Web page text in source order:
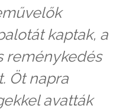
kaptak, a
reménykedés
Öt napra
avatták